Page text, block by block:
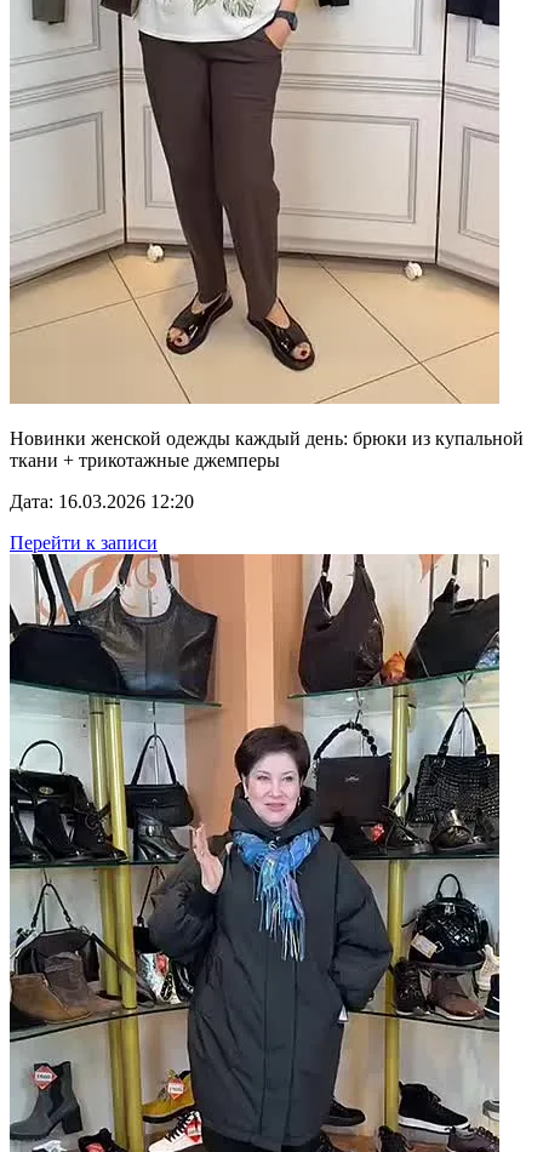
Новинки женской одежды каждый день: брюки из купальной
ткани + трикотажные джемперы
Дата: 16.03.2026 12:20
Перейти к записи